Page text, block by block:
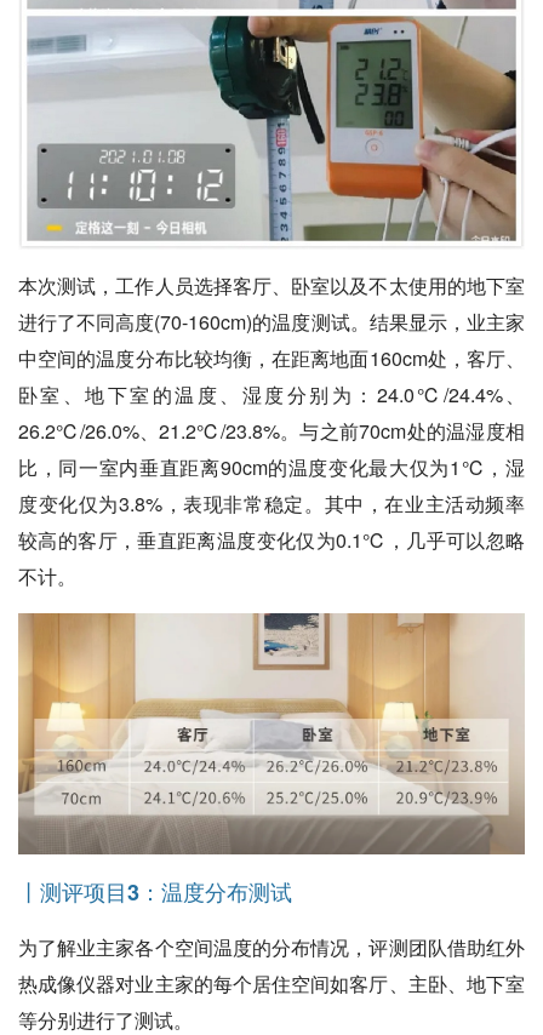
本次测试，工作人员选择客厅、卧室以及不太使用的地下室
进行了不同高度(70-160cm)的温度测试。结果显示，业主家
中空间的温度分布比较均衡，在距离地面160cm处，客厅、
卧室、地下室的温度、湿度分别为：24.0℃/24.4%、
26.2℃/26.0%、21.2℃/23.8%。与之前70cm处的温湿度相
比，同一室内垂直距离90cm的温度变化最大仅为1℃，湿
度变化仅为3.8%，表现非常稳定。其中，在业主活动频率
较高的客厅，垂直距离温度变化仅为0.1℃，几乎可以忽略
不计。
丨测评项目3：温度分布测试
为了解业主家各个空间温度的分布情况，评测团队借助红外
热成像仪器对业主家的每个居住空间如客厅、主卧、地下室
等分别进行了测试。